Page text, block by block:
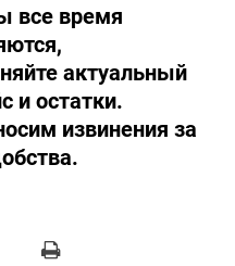
все время
актуальный
и остатки.
извинения за